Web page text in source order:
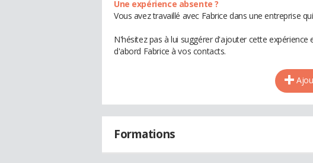
Une expérience absente ?
Vous avez travaillé avec Fabrice dans une entreprise
N'hésitez pas à lui suggérer d'ajouter cette
d'abord Fabrice à vos contacts.
Formations